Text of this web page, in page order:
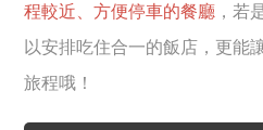
程較近、方便停車的餐廳 ，若
以安排吃住合一的飯店，更能
旅程哦！